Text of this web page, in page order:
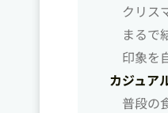
クリス
まるで
印象を
カジュア
普段の